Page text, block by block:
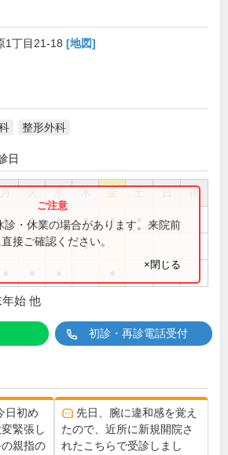
1丁目21-18 [地図]
整形外科
日
祝
● ● ● ● ●
●
診・休業の場合があります。来院前
接ご確認ください。
×閉じる
年始 他
初診・再診電話受付
日初め
緊張し
親指の
先日、腕に違和感を覚え
たので、近所に新規開院さ
れたこちらで受診しまし